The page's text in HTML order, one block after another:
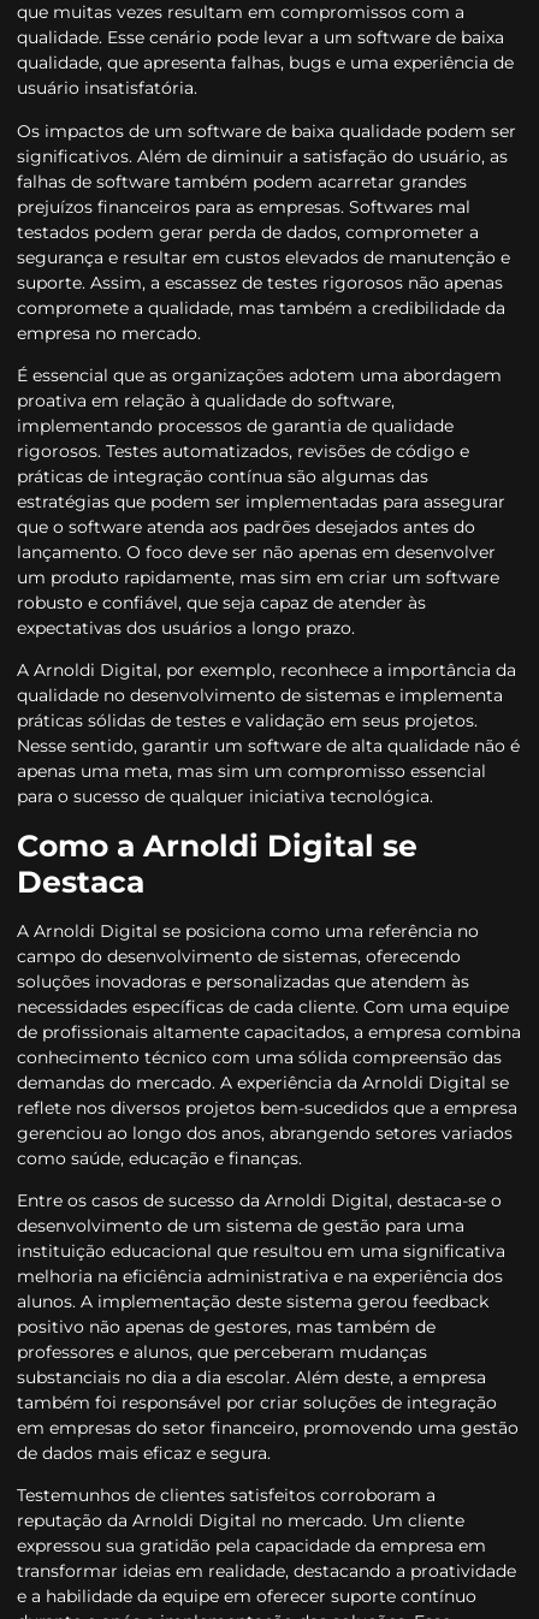
que muitas vezes resultam em compromissos com a
qualidade. Esse cenário pode levar a um software de baixa
qualidade, que apresenta falhas, bugs e uma experiência de
usuário insatisfatória.
Os impactos de um software de baixa qualidade podem ser
significativos. Além de diminuir a satisfação do usuário, as
falhas de software também podem acarretar grandes
prejuízos financeiros para as empresas. Softwares mal
testados podem gerar perda de dados, comprometer a
segurança e resultar em custos elevados de manutenção e
suporte. Assim, a escassez de testes rigorosos não apenas
compromete a qualidade, mas também a credibilidade da
empresa no mercado.
É essencial que as organizações adotem uma abordagem
proativa em relação à qualidade do software,
implementando processos de garantia de qualidade
rigorosos. Testes automatizados, revisões de código e
práticas de integração contínua são algumas das
estratégias que podem ser implementadas para assegurar
que o software atenda aos padrões desejados antes do
lançamento. O foco deve ser não apenas em desenvolver
um produto rapidamente, mas sim em criar um software
robusto e confiável, que seja capaz de atender às
expectativas dos usuários a longo prazo.
A Arnoldi Digital, por exemplo, reconhece a importância da
qualidade no desenvolvimento de sistemas e implementa
práticas sólidas de testes e validação em seus projetos.
Nesse sentido, garantir um software de alta qualidade não é
apenas uma meta, mas sim um compromisso essencial
para o sucesso de qualquer iniciativa tecnológica.
Como a Arnoldi Digital se
Destaca
A Arnoldi Digital se posiciona como uma referência no
campo do desenvolvimento de sistemas, oferecendo
soluções inovadoras e personalizadas que atendem às
necessidades específicas de cada cliente. Com uma equipe
de profissionais altamente capacitados, a empresa combina
conhecimento técnico com uma sólida compreensão das
demandas do mercado. A experiência da Arnoldi Digital se
reflete nos diversos projetos bem-sucedidos que a empresa
gerenciou ao longo dos anos, abrangendo setores variados
como saúde, educação e finanças.
Entre os casos de sucesso da Arnoldi Digital, destaca-se o
desenvolvimento de um sistema de gestão para uma
instituição educacional que resultou em uma significativa
melhoria na eficiência administrativa e na experiência dos
alunos. A implementação deste sistema gerou feedback
positivo não apenas de gestores, mas também de
professores e alunos, que perceberam mudanças
substanciais no dia a dia escolar. Além deste, a empresa
também foi responsável por criar soluções de integração
em empresas do setor financeiro, promovendo uma gestão
de dados mais eficaz e segura.
Testemunhos de clientes satisfeitos corroboram a
reputação da Arnoldi Digital no mercado. Um cliente
expressou sua gratidão pela capacidade da empresa em
transformar ideias em realidade, destacando a proatividade
e a habilidade da equipe em oferecer suporte contínuo